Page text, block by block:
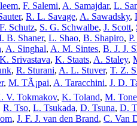
, F. Salemi, A. Samajdar, L.
, R. L. Savage, A. Sawadsky,
Schutz, S. G. Schwalbe, J. Scott,
B. Shaner, L. Shao, B. Shapiro,
, A. Singhal, A. M. Sintes, B. J. J.
Srivastava, K. Staats, A. Staley,
, R. Sturani, A. L. Stuver, T. Z.
, M. TÃ¡pai, A. Taracchini, J. D.
V. Tokmakov, K. Toland, M.
R. Tso, L. Tsukada, D. Tsuna, D.
, J. F. J. van den Brand, C. Van